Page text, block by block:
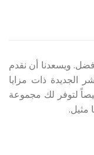
ويسعدنا أن نقدم
الجديدة ذات مزايا
لتوفر لك مجموعة
مثيل.